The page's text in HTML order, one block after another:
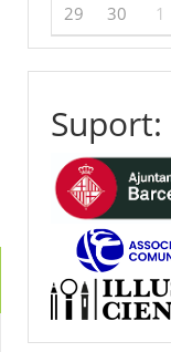
29
30 1
Suport: